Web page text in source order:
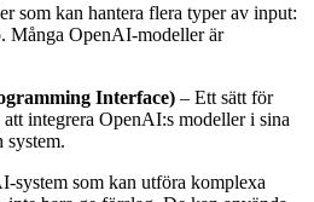
som kan hantera flera typer av input:
Många OpenAI-modeller är
Interface) – Ett sätt för
integrera OpenAI:s modeller i sina
system.
system som kan utföra komplexa